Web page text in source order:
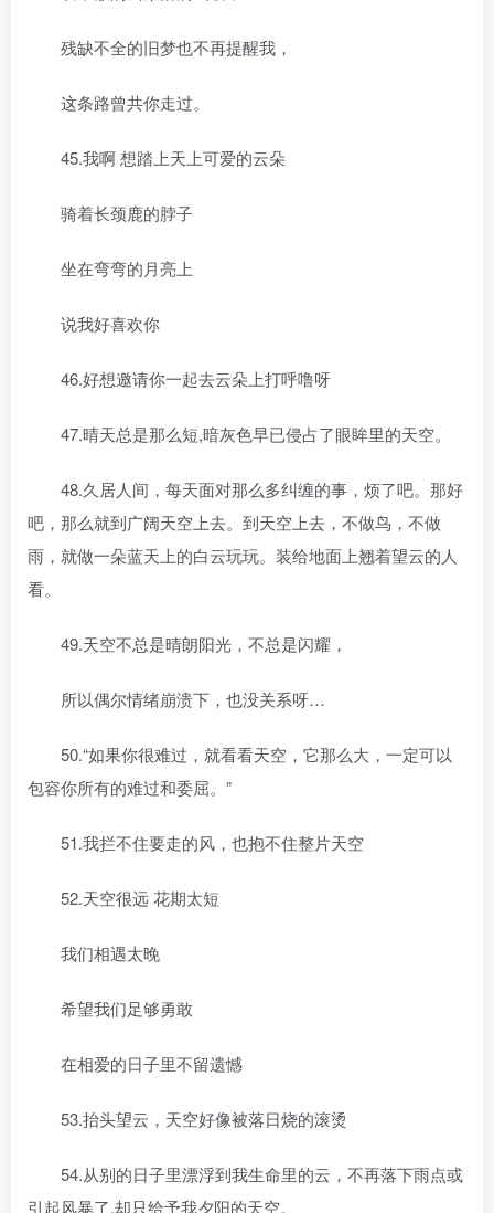
残缺不全的旧梦也不再提醒我，
这条路曾共你走过。
45.我啊 想踏上天上可爱的云朵
骑着长颈鹿的脖子
坐在弯弯的月亮上
说我好喜欢你
46.好想邀请你一起去云朵上打呼噜呀
47.晴天总是那么短,暗灰色早已侵占了眼眸里的天空。
48.久居人间，每天面对那么多纠缠的事，烦了吧。那好
吧，那么就到广阔天空上去。到天空上去，不做鸟，不做
雨，就做一朵蓝天上的白云玩玩。装给地面上翘着望云的人
看。
49.天空不总是晴朗阳光，不总是闪耀，
所以偶尔情绪崩溃下，也没关系呀…
50.“如果你很难过，就看看天空，它那么大，一定可以
包容你所有的难过和委屈。”
51.我拦不住要走的风，也抱不住整片天空
52.天空很远 花期太短
我们相遇太晚
希望我们足够勇敢
在相爱的日子里不留遗憾
53.抬头望云，天空好像被落日烧的滚烫
54.从别的日子里漂浮到我生命里的云，不再落下雨点或
引起风暴了,却只给予我夕阳的天空。